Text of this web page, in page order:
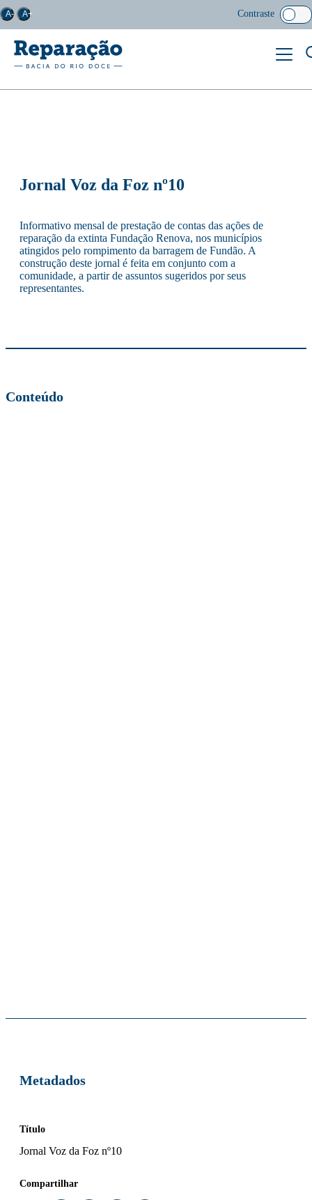
A- A+ Contraste
Jornal Voz da Foz nº10
Informativo mensal de prestação de contas das ações de
reparação da extinta Fundação Renova, nos municípios
atingidos pelo rompimento da barragem de Fundão. A
construção deste jornal é feita em conjunto com a
comunidade, a partir de assuntos sugeridos por seus
representantes.
Conteúdo
Metadados
Título
Jornal Voz da Foz nº10
Compartilhar